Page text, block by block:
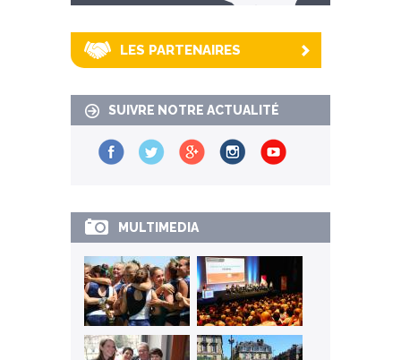
km alentour
LES PARTENAIRES
SUIVRE NOTRE ACTUALITÉ
MULTIMEDIA